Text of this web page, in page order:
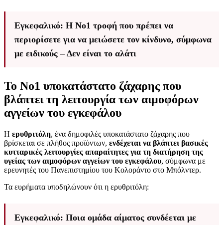
Εγκεφαλικό: Η Νο1 τροφή που πρέπει να
περιορίσετε για να μειώσετε τον κίνδυνο, σύμφωνα
με ειδικούς – Δεν είναι το αλάτι
Το Νο1 υποκατάστατο ζάχαρης που
βλάπτει τη λειτουργία των αιμοφόρων
αγγείων του εγκεφάλου
Η ερυθριτόλη, ένα δημοφιλές υποκατάστατο ζάχαρης που
βρίσκεται σε πλήθος προϊόντων, ενδέχεται να βλάπτει βασικές
κυτταρικές λειτουργίες απαραίτητες για τη διατήρηση της
υγείας των αιμοφόρων αγγείων του εγκεφάλου, σύμφωνα με
ερευνητές του Πανεπιστημίου του Κολοράντο στο Μπόλντερ.
Τα ευρήματα υποδηλώνουν ότι η ερυθριτόλη:
Εγκεφαλικό: Ποια ομάδα αίματος συνδέεται με